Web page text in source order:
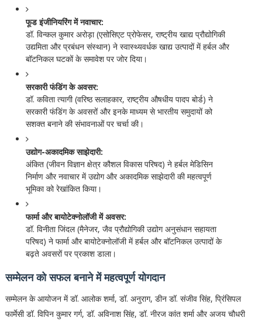
फूड इंजीनियरिंग में नवाचार:
डॉ. विन्कल कुमार अरोड़ा (एसोसिएट प्रोफेसर, राष्ट्रीय खाद्य प्रौद्योगिकी
उद्यमिता और प्रबंधन संस्थान) ने स्वास्थ्यवर्धक खाद्य उत्पादों में हर्बल और
बॉटनिकल घटकों के समावेश पर जोर दिया।
सरकारी फंडिंग के अवसर:
डॉ. कविता त्यागी (वरिष्ठ सलाहकार, राष्ट्रीय औषधीय पादप बोर्ड) ने
सरकारी फंडिंग के अवसरों और इनके माध्यम से भारतीय समुदायों को
सशक्त बनाने की संभावनाओं पर चर्चा की।
उद्योग-अकादमिक साझेदारी:
अंकित (जीवन विज्ञान क्षेत्र कौशल विकास परिषद) ने हर्बल मेडिसिन
निर्माण और नवाचार में उद्योग और अकादमिक साझेदारी की महत्वपूर्ण
भूमिका को रेखांकित किया।
फार्मा और बायोटेक्नोलॉजी में अवसर:
डॉ. विनीता जिंदल (मैनेजर, जैव प्रौद्योगिकी उद्योग अनुसंधान सहायता
परिषद) ने फार्मा और बायोटेक्नोलॉजी में हर्बल और बॉटनिकल उत्पादों के
बढ़ते अवसरों पर प्रकाश डाला।
सम्मेलन को सफल बनाने में महत्वपूर्ण योगदान
सम्मेलन के आयोजन में डॉ. आलोक शर्मा, डॉ. अनुराग, डीन डॉ. संजीव सिंह, प्रिंसिपल
फार्मेसी डॉ. विपिन कुमार गर्ग, डॉ. अविनाश सिंह, डॉ. नीरज कांत शर्मा और अजय चौधरी